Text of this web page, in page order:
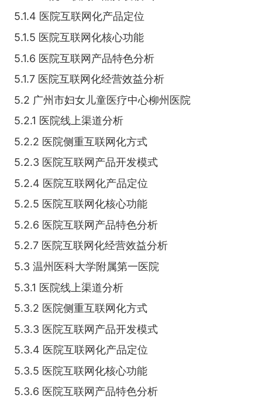
5.1.4 医院互联网化产品定位
5.1.5 医院互联网化核心功能
5.1.6 医院互联网产品特色分析
5.1.7 医院互联网化经营效益分析
5.2 广州市妇女儿童医疗中心柳州医院
5.2.1 医院线上渠道分析
5.2.2 医院侧重互联网化方式
5.2.3 医院互联网产品开发模式
5.2.4 医院互联网化产品定位
5.2.5 医院互联网化核心功能
5.2.6 医院互联网产品特色分析
5.2.7 医院互联网化经营效益分析
5.3 温州医科大学附属第一医院
5.3.1 医院线上渠道分析
5.3.2 医院侧重互联网化方式
5.3.3 医院互联网产品开发模式
5.3.4 医院互联网化产品定位
5.3.5 医院互联网化核心功能
5.3.6 医院互联网产品特色分析